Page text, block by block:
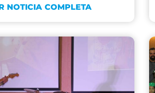
NOTICIA COMPLETA